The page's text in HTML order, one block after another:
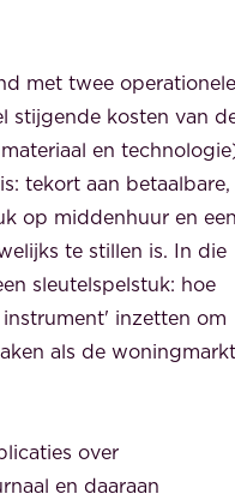
met twee operationele
stijgende kosten van
en
tekort aan betaalbare,
op middenhuur en
te stillen is. In die
sleutelspelstuk: hoe
inzetten om
als de woningmarkt
over
en daaraan